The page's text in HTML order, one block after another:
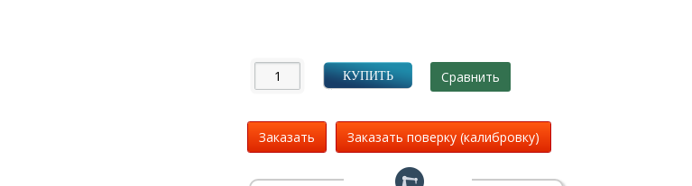
КУПИТЬ Сравнить
Заказать Заказать поверку (калибровку)